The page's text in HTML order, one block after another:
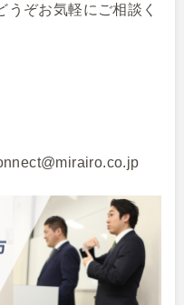
ぞお気軽にご相談く